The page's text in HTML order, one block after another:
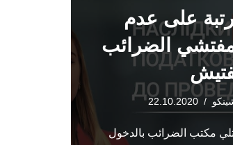
على عدم
الضرائب
22.10.2020
مكتب الضرائب بالدخول